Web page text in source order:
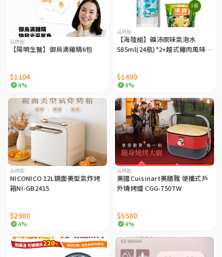
品牌館
【海陸組】礦沛原味氣泡水
585ml(24瓶)*2+越式雞肉風味河
$1499
4%
品牌館
【陽明生醫】御烏滴雞精6包
$1104
4%
品牌館
NICONICO 12L鏡面美型氣炸烤
箱NI-GB2415
$2980
4%
品牌館
美國Cuisinart美膳雅 便攜式戶
外燒烤爐 CGG-750TW
$5580
4%